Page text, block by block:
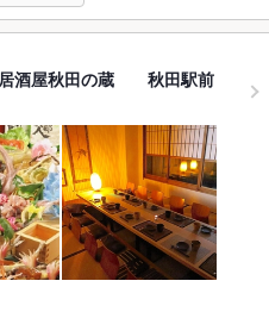
酒屋秋田の蔵 秋田駅前